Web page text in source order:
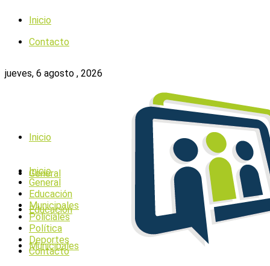
Inicio
Contacto
jueves, 6 agosto , 2026
Inicio
General
Educación
Municipales
Inicio
General
Educación
Municipales
Policiales
Política
Deportes
Contacto